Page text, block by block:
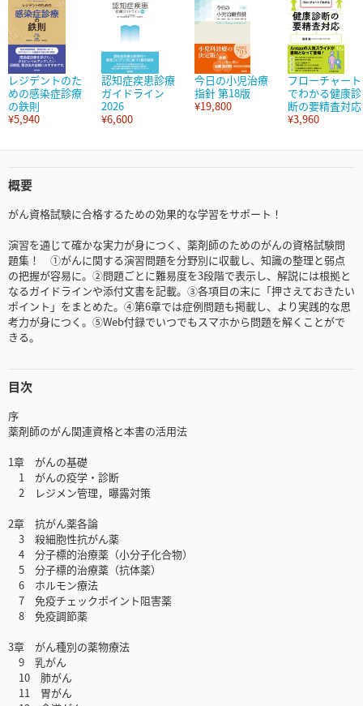
レジデントのた
めの感染症診療
の鉄則
¥5,940
認知症疾患診療
ガイドライン
2026
¥6,600
今日の小児治療
指針 第18版
¥19,800
フローチャート
でわかる健康診
断の要精査対応
¥3,960
概要
がん資格試験に合格するための効果的な学習をサポート！
演習を通じて確かな実力が身につく、薬剤師のためのがんの資格試験問
題集！ ①がんに関する演習問題を分野別に収載し、知識の整理と弱点
の把握が容易に。②問題ごとに難易度を3段階で表示し、解説には根拠と
なるガイドラインや添付文書を記載。③各項目の末に「押さえておきたい
ポイント」をまとめた。④第6章では症例問題も掲載し、より実践的な思
考力が身につく。⑤Web付録でいつでもスマホから問題を解くことがで
きる。
目次
序
薬剤師のがん関連資格と本書の活用法
1章 がんの基礎
1 がんの疫学・診断
2 レジメン管理，曝露対策
2章 抗がん薬各論
3 殺細胞性抗がん薬
4 分子標的治療薬（小分子化合物）
5 分子標的治療薬（抗体薬）
6 ホルモン療法
7 免疫チェックポイント阻害薬
8 免疫調節薬
3章 がん種別の薬物療法
9 乳がん
10 肺がん
11 胃がん